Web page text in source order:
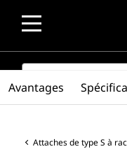
SEARCH
Attaches de type S à
Avantages